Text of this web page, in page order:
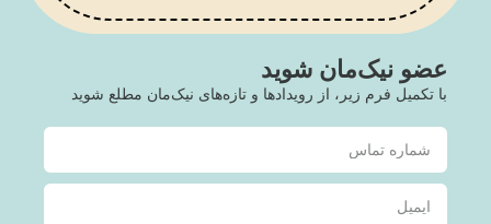
عضو نیک‌مان شوید
با تکمیل فرم زیر، از رویدادها و تازه‌های نیک‌مان مطلع شوید